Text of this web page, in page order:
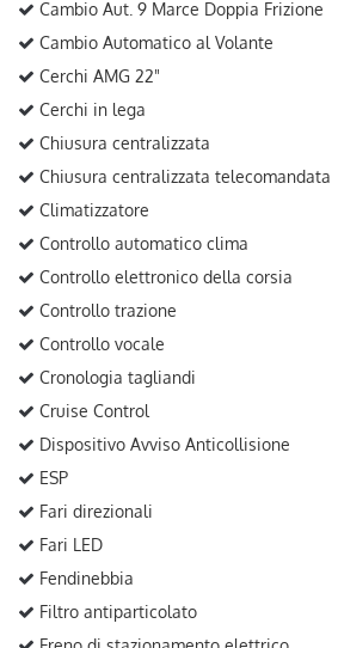
Cambio Aut. 9 Marce Doppia Frizione
Cambio Automatico al Volante
Cerchi AMG 22"
Cerchi in lega
Chiusura centralizzata
Chiusura centralizzata telecomandata
Climatizzatore
Controllo automatico clima
Controllo elettronico della corsia
Controllo trazione
Controllo vocale
Cronologia tagliandi
Cruise Control
Dispositivo Avviso Anticollisione
ESP
Fari direzionali
Fari LED
Fendinebbia
Filtro antiparticolato